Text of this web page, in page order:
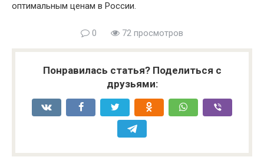
оптимальным ценам в России.
0 72 просмотров
Понравилась статья? Поделиться с
друзьями: